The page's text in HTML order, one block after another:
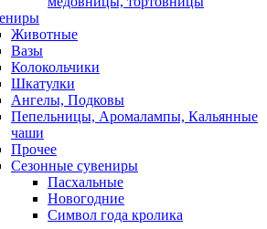
Животные
Вазы
Колокольчики
Шкатулки
Ангелы, Подковы
Пепельницы, Аромалампы, Кальянные
чаши
Прочее
Сезонные сувениры
Пасхальные
Новогодние
Символ года кролика